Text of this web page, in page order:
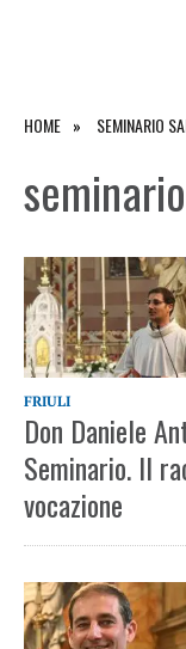
HOME SEMINARIO
FRIULI
Don Daniele
Seminario. Il
vocazione